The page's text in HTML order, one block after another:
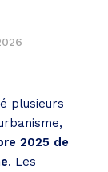
plusieurs
2025 de
. Les